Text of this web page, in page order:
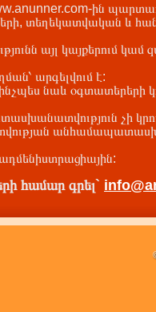
ին
տեղեկատվական և
այլ կայքերում կամ
արգելվում է:
նաև օգտատերերի
չի
համար գրել`